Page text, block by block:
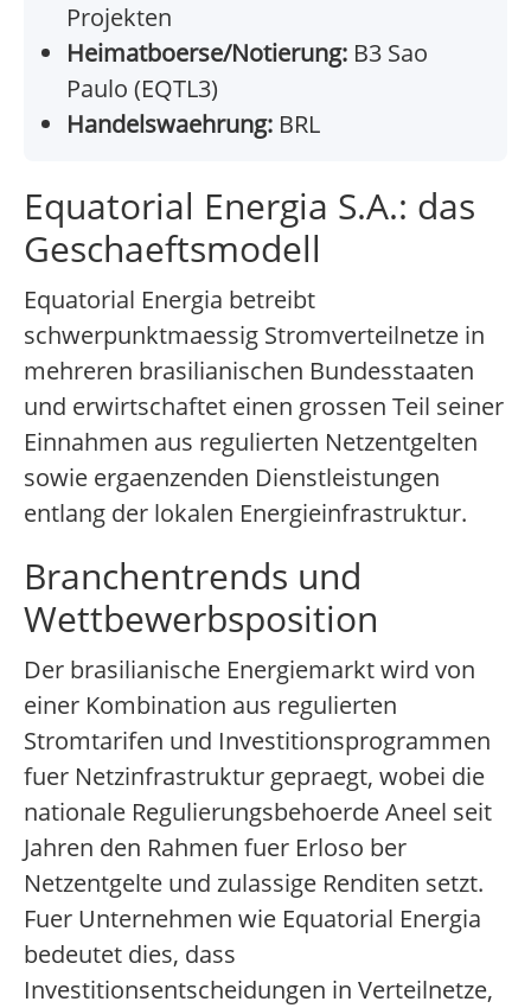
Projekten
Heimatboerse/Notierung: B3 Sao
Paulo (EQTL3)
Handelswaehrung: BRL
Equatorial Energia S.A.: das
Geschaeftsmodell
Equatorial Energia betreibt
schwerpunktmaessig Stromverteilnetze in
mehreren brasilianischen Bundesstaaten
und erwirtschaftet einen grossen Teil seiner
Einnahmen aus regulierten Netzentgelten
sowie ergaenzenden Dienstleistungen
entlang der lokalen Energieinfrastruktur.
Branchentrends und
Wettbewerbsposition
Der brasilianische Energiemarkt wird von
einer Kombination aus regulierten
Stromtarifen und Investitionsprogrammen
fuer Netzinfrastruktur gepraegt, wobei die
nationale Regulierungsbehoerde Aneel seit
Jahren den Rahmen fuer Erloso ber
Netzentgelte und zulassige Renditen setzt.
Fuer Unternehmen wie Equatorial Energia
bedeutet dies, dass
Investitionsentscheidungen in Verteilnetze,